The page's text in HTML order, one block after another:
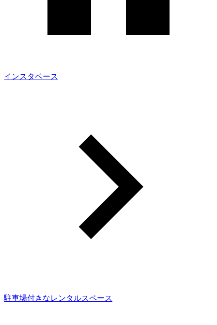
インスタベース
駐車場付きなレンタルスペース